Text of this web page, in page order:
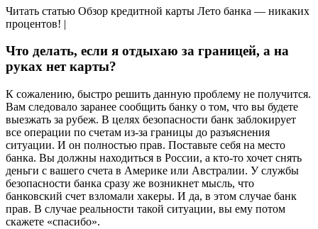
Читать статью Обзор кредитной карты Лето банка — никаких
процентов! |
Что делать, если я отдыхаю за границей, а на
руках нет карты?
К сожалению, быстро решить данную проблему не получится.
Вам следовало заранее сообщить банку о том, что вы будете
выезжать за рубеж. В целях безопасности банк заблокирует
все операции по счетам из-за границы до разъяснения
ситуации. И он полностью прав. Поставьте себя на место
банка. Вы должны находиться в России, а кто-то хочет снять
деньги с вашего счета в Америке или Австралии. У службы
безопасности банка сразу же возникнет мысль, что
банковский счет взломали хакеры. И да, в этом случае банк
прав. В случае реальности такой ситуации, вы ему потом
скажете «спасибо».